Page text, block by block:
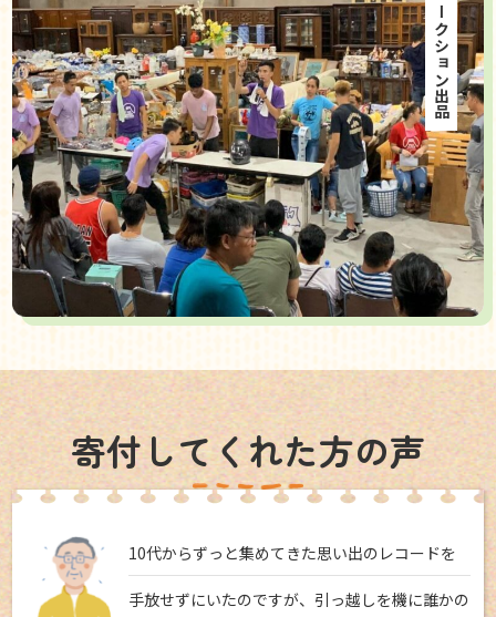
海外オークション出品
寄付してくれた方の声
10代からずっと集めてきた思い出のレコードを
手放せずにいたのですが、引っ越しを機に誰かの